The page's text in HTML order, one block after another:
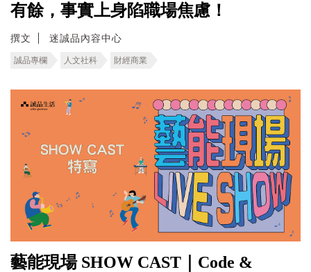
有餘，事實上身陷職場焦慮！
撰文 迷誠品內容中心
誠品專欄 人文社科 財經商業
藝能現場 SHOW CAST｜Code &